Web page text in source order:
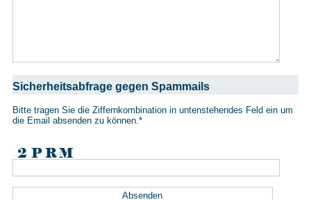
Sicherheitsabfrage gegen Spammails
Bitte tragen Sie die Ziffernkombination in untenstehendes Feld ein um
die Email absenden zu können.*